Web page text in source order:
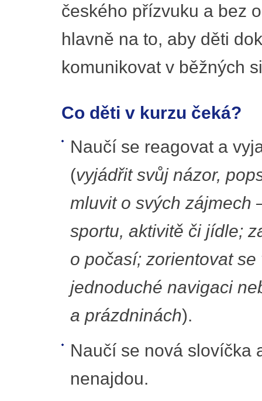
českého přízvuku a bez
hlavně na to, aby děti
komunikovat v běžných
Co děti v kurzu čeká?
Naučí se reagovat a
(vyjádřit svůj názor,
mluvit o svých zájmech
sportu, aktivitě či jídle;
o počasí; zorientovat
jednoduché navigaci
a prázdninách).
Naučí se nová slovíčka
nenajdou.